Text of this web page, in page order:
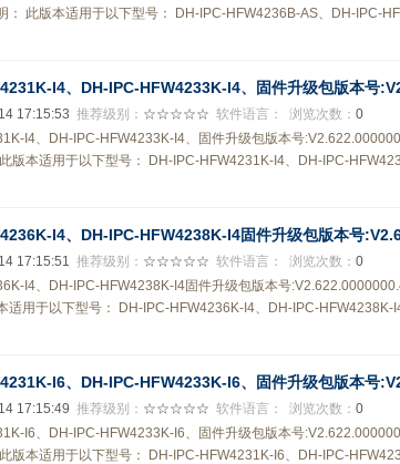
： 此版本适用于以下型号： DH-IPC-HFW4236B-AS、DH-IPC-
I4、DH-IPC-HFW4233K-I4、固件升级包版本号
17:15:53 推荐级别： ☆☆☆☆☆ 软件语言： 浏览次数： 0
I4、DH-IPC-HFW4233K-I4、固件升级包版本号
版本适用于以下型号： DH-IPC-HFW4231K-I4、DH-IPC-
I4、DH-IPC-HFW4238K-I4固件升级包版本号
17:15:51 推荐级别： ☆☆☆☆☆ 软件语言： 浏览次数： 0
I4、DH-IPC-HFW4238K-I4固件升级包版本号
适用于以下型号： DH-IPC-HFW4236K-I4、DH-IPC-HFW4238K-
I6、DH-IPC-HFW4233K-I6、固件升级包版本号
17:15:49 推荐级别： ☆☆☆☆☆ 软件语言： 浏览次数： 0
I6、DH-IPC-HFW4233K-I6、固件升级包版本号
版本适用于以下型号： DH-IPC-HFW4231K-I6、DH-IPC-